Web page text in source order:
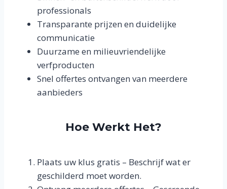
professionals
Transparante prijzen en duidelijke
communicatie
Duurzame en milieuvriendelijke
verfproducten
Snel offertes ontvangen van meerdere
aanbieders
Hoe Werkt Het?
Plaats uw klus gratis – Beschrijf wat er
geschilderd moet worden.